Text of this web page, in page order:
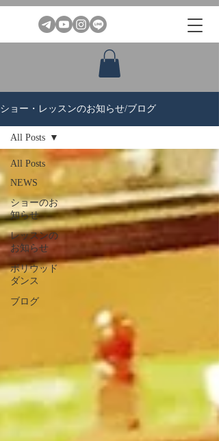
ショー・レッスンのお知らせ/ブログ
All Posts
NEWS
ショーのお
知らせ
レッスンの
お知らせ
ボリウッド
ダンス
ブログ
All Posts